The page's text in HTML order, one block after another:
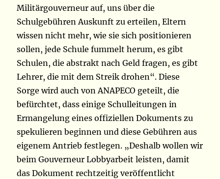
Militärgouverneur auf, uns über die
Schulgebühren Auskunft zu erteilen, Eltern
wissen nicht mehr, wie sie sich positionieren
sollen, jede Schule fummelt herum, es gibt
Schulen, die abstrakt nach Geld fragen, es gibt
Lehrer, die mit dem Streik drohen“. Diese
Sorge wird auch von ANAPECO geteilt, die
befürchtet, dass einige Schulleitungen in
Ermangelung eines offiziellen Dokuments zu
spekulieren beginnen und diese Gebühren aus
eigenem Antrieb festlegen. „Deshalb wollen wir
beim Gouverneur Lobbyarbeit leisten, damit
das Dokument rechtzeitig veröffentlicht